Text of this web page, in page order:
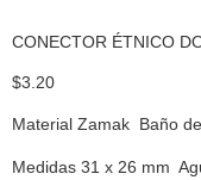
CONECTOR ÉTNICO
$3.20
Material Zamak Baño
Medidas 31 x 26 mm